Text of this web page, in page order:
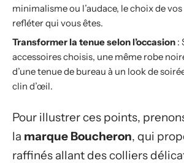
minimalisme ou l’audace, le choix de
refléter qui vous êtes.
Transformer la tenue selon l’occasion :
accessoires choisis, une même robe
d’une tenue de bureau à un look de
clin d’œil.
Pour illustrer ces points,
la marque Boucheron, qui
raffinés allant des colliers